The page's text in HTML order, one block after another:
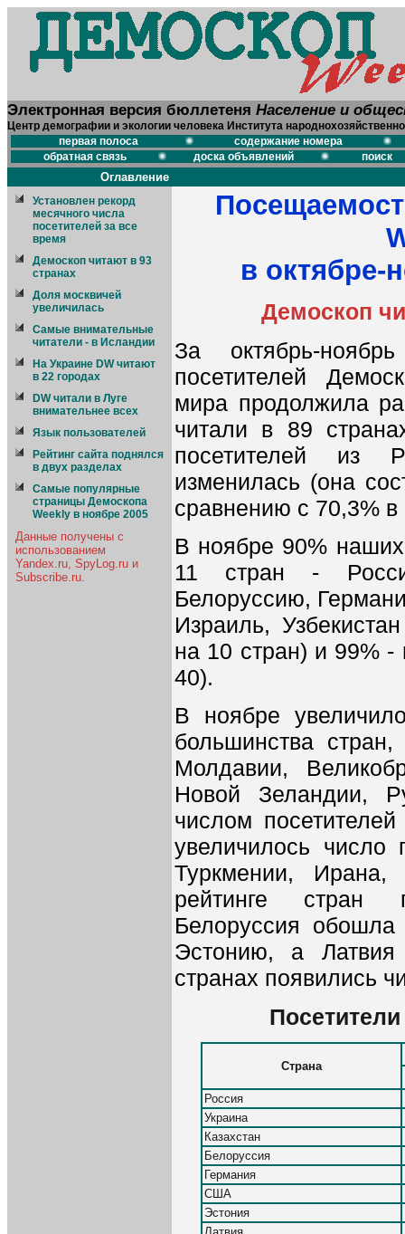
Электронная версия бюллетеня Население и
Центр демографии и экологии человека Института
первая полоса
содержание номера
обратная связь
доска объявлений поиск
Оглавление
Установлен рекорд
месячного числа
посетителей за все
время
Демоскоп читают в 93
странах
Доля москвичей
увеличилась
Самые внимательные
читатели - в Исландии
На Украине DW читают
в 22 городах
DW читали в Луге
внимательнее всех
Язык пользователей
Рейтинг сайта поднялся
в двух разделах
Самые популярные
страницы Демоскопа
Weekly в ноябре 2005
Данные получены с
использованием
Yandex.ru, SpyLog.ru и
Subscribe.ru.
в октябре-
Демоскоп
За октябрь-
посетителей
мира продолжила
читали в 89
посетителей из
изменилась (она
сравнению с 70,3% в
В ноябре 90%
11 стран -
Белоруссию,
Израиль,
на 10 стран) и 99% -
40).
В ноябре
большинства
Молдавии,
Новой Зеландии,
числом
увеличилось число
Туркмении,
рейтинге стран
Белоруссия
Эстонию, а
странах появились
Страна
Россия
Украина
Казахстан
Белоруссия
Германия
США
Эстония